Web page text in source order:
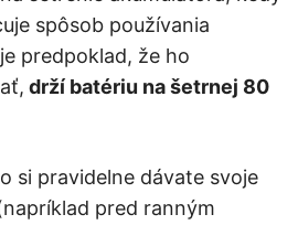
spôsob používania
predpoklad, že ho
drží batériu na šetrnej 80
si pravidelne dávate svoje
pred ranným